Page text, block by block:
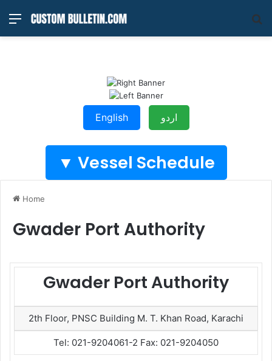
Menu
English اردو
Vessel Schedule ▼
Home
Gwader Port Authority
Gwader Port Authority
2th Floor, PNSC Building M. T. Khan Road, Karachi
Tel: 021-9204061-2 Fax: 021-9204050